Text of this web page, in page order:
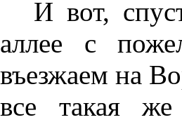
И вот,
аллее с
въезжаем на
все такая